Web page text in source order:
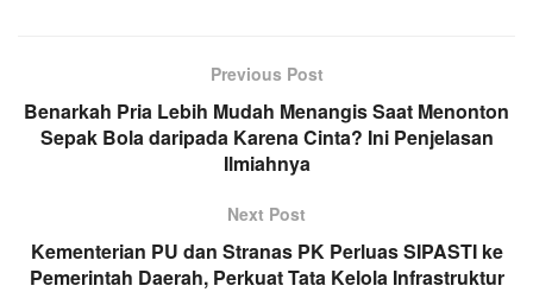
Previous Post
Benarkah Pria Lebih Mudah Menangis Saat Menonton
Sepak Bola daripada Karena Cinta? Ini Penjelasan
Ilmiahnya
Next Post
Kementerian PU dan Stranas PK Perluas SIPASTI ke
Pemerintah Daerah, Perkuat Tata Kelola Infrastruktur